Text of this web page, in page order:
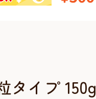
タイプ 150g